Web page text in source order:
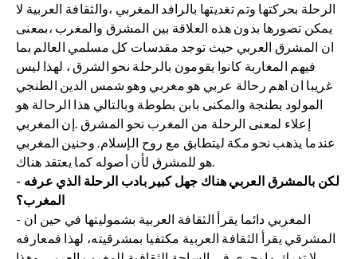
الرحلة بحركتها وتم تغديتها بالرافد المغربي ،والثقافة العربية لا
يمكن تصورها بدون هذه العلاقة بين المشرق والمغرب ،بمعنى
ان المشرق العربي حيث توجد مقدسات كل مسلمي العالم بما
فيهم المغاربة كانوا يقومون بالرحلة نحو الشرق ، لهذا ليس
غريبا ان اهم رحالة عربي هو مغربي وهو شمس الدين الطنجي
المولود بطنجة والمكنى بابن بطوطة وبالتالي هذا الرحالة هو
إعلاء لمعنى الرحلة من المغرب نحو المشرق .إن المغربي
عندما يذهب نحو مكة ليتطابق مع روح الإسلام. وحنين المغربي
هو للمشرق لأن أصوله كما يعتقد هناك.
- لكن بالمشرق العربي هناك جهل كبير بادب الرحلة الذي عرفه
المغرب؟
- المغربي دائما يقرأ الثقافة العربية بشموليتها في حين ان
المشرقي يقرأ الثقافة العربية مكتفيا بمشرقيته، لهذا فمعارفه